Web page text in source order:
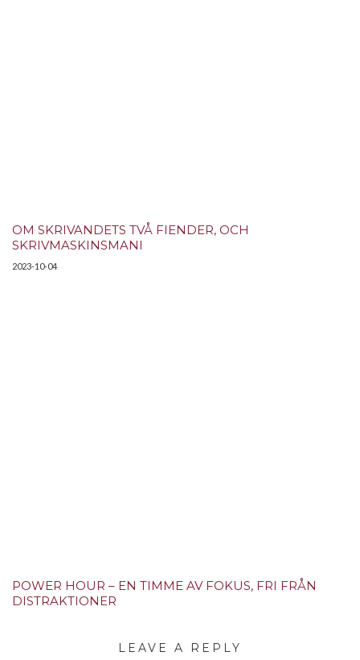
OM SKRIVANDETS TVÅ FIENDER, OCH
SKRIVMASKINSMANI
2023-10-04
POWER HOUR – EN TIMME AV FOKUS, FRI FRÅN
DISTRAKTIONER
LEAVE A REPLY